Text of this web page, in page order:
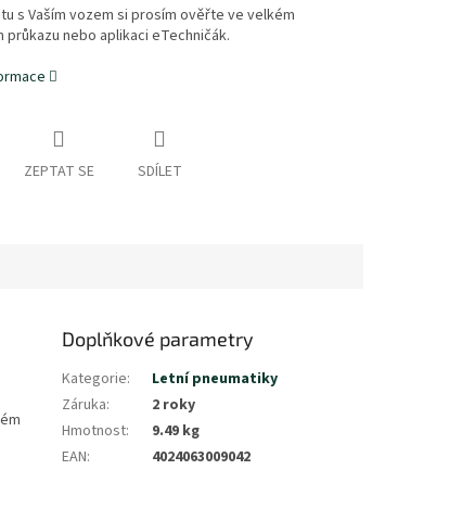
s Vaším vozem si prosím ověřte ve velkém
průkazu nebo aplikaci eTechničák.
ZEPTAT SE SDÍLET
Doplňkové parametry
Kategorie:
Letní pneumatiky
Záruka:
2 roky
Hmotnost:
9.49 kg
EAN: 4024063009042